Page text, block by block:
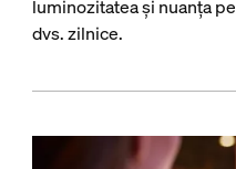
luminozitatea și nuanța
dvs. zilnice.